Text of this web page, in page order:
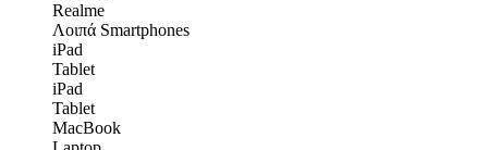
Realme
Λοιπά Smartphones
iPad
Tablet
iPad
Tablet
MacBook